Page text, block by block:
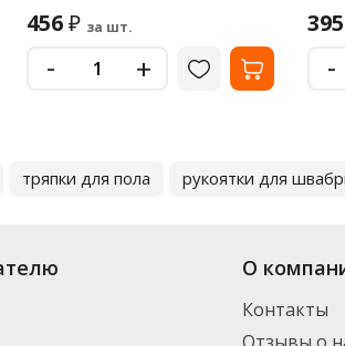
456₽ за шт.
- +
395
-
тряпки для пола рукоятки для
О
Контакты